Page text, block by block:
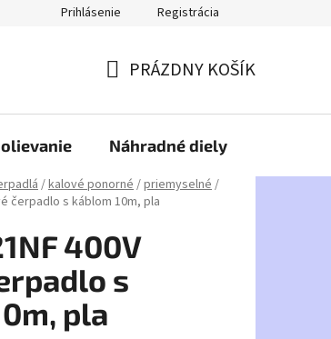
Prihlásenie Registrácia
KOŠÍK
PRÁZDNY KOŠÍK
Náhradné diely
/kalové ponorné/priemyselné/
čerpadlo s káblom 10m, pla
400V
s
pla